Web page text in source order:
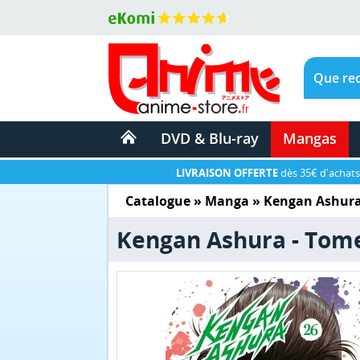
DVD & Blu-ray Mangas
LIVRAISON OFFERTEdès 35€
Catalogue» Manga » Kengan
Kengan Ashura -